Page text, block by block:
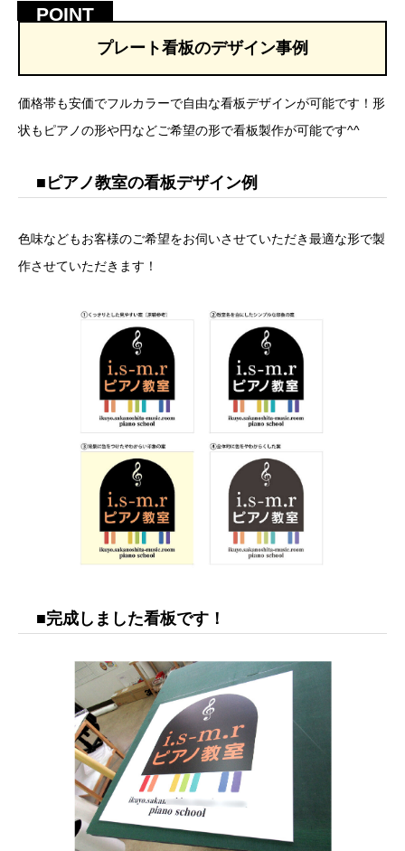
プレート看板のデザイン事例
価格帯も安価でフルカラーで自由な看板デザインが可能です！形
状もピアノの形や円などご希望の形で看板製作が可能です^^
■ピアノ教室の看板デザイン例
色味などもお客様のご希望をお伺いさせていただき最適な形で製
作させていただきます！
■完成しました看板です！